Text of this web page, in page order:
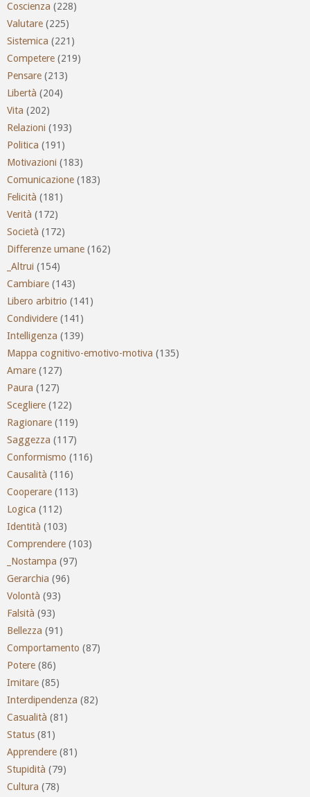
Coscienza (228)
Valutare (225)
Sistemica (221)
Competere (219)
Pensare (213)
Libertà (204)
Vita (202)
Relazioni (193)
Politica (191)
Motivazioni (183)
Comunicazione (183)
Felicità (181)
Verità (172)
Società (172)
Differenze umane (162)
_Altrui (154)
Cambiare (143)
Libero arbitrio (141)
Condividere (141)
Intelligenza (139)
Mappa cognitivo-emotivo-motiva (135)
Amare (127)
Paura (127)
Scegliere (122)
Ragionare (119)
Saggezza (117)
Conformismo (116)
Causalità (116)
Cooperare (113)
Logica (112)
Identità (103)
Comprendere (103)
_Nostampa (97)
Gerarchia (96)
Volontà (93)
Falsità (93)
Bellezza (91)
Comportamento (87)
Potere (86)
Imitare (85)
Interdipendenza (82)
Casualità (81)
Status (81)
Apprendere (81)
Stupidità (79)
Cultura (78)